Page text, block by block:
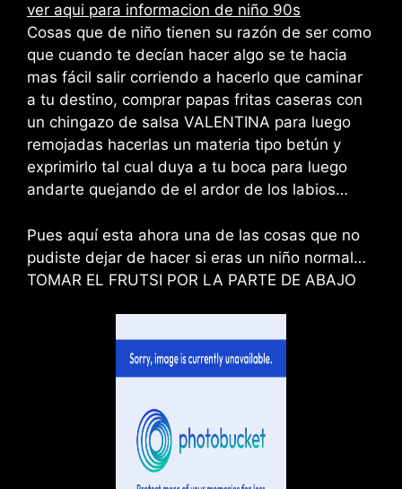
ver aqui para informacion de niño 90s
Cosas que de niño tienen su razón de ser como
que cuando te decían hacer algo se te hacia
mas fácil salir corriendo a hacerlo que caminar
a tu destino, comprar papas fritas caseras con
un chingazo de salsa VALENTINA para luego
remojadas hacerlas un materia tipo betún y
exprimirlo tal cual duya a tu boca para luego
andarte quejando de el ardor de los labios…
Pues aquí esta ahora una de las cosas que no
pudiste dejar de hacer si eras un niño normal…
TOMAR EL FRUTSI POR LA PARTE DE ABAJO